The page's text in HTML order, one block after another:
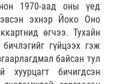
1970-аад оны үед
эхнэр Йоко Оно
өгчээ. Тухайн
гүйцээх гэж
байсан тул
хуурцагт бичигдсэн